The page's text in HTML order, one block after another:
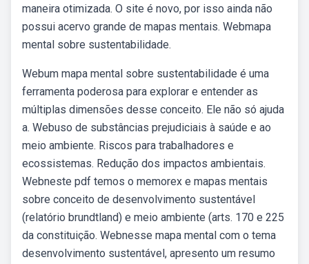
maneira otimizada. O site é novo, por isso ainda não
possui acervo grande de mapas mentais. Webmapa
mental sobre sustentabilidade.
Webum mapa mental sobre sustentabilidade é uma
ferramenta poderosa para explorar e entender as
múltiplas dimensões desse conceito. Ele não só ajuda
a. Webuso de substâncias prejudiciais à saúde e ao
meio ambiente. Riscos para trabalhadores e
ecossistemas. Redução dos impactos ambientais.
Webneste pdf temos o memorex e mapas mentais
sobre conceito de desenvolvimento sustentável
(relatório brundtland) e meio ambiente (arts. 170 e 225
da constituição. Webnesse mapa mental com o tema
desenvolvimento sustentável, apresento um resumo